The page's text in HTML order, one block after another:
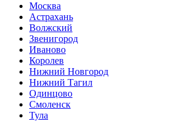
Москва
Астрахань
Волжский
Звенигород
Иваново
Королев
Нижний Новгород
Нижний Тагил
Одинцово
Смоленск
Тула